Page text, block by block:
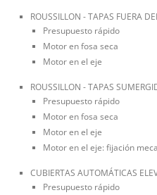
ROUSSILLON - TAPAS FUERA
Presupuesto rápido
Motor en fosa seca
Motor en el eje
ROUSSILLON - TAPAS
Presupuesto rápido
Motor en fosa seca
Motor en el eje
Motor en el eje: fijación
CUBIERTAS AUTOMÁTICAS
Presupuesto rápido